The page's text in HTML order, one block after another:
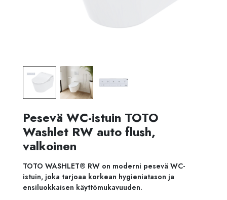
Pesevä WC-istuin TOTO
Washlet RW auto flush,
valkoinen
TOTO WASHLET® RW on moderni pesevä WC-
istuin, joka tarjoaa korkean hygieniatason ja
ensiluokkaisen käyttömukavuuden.